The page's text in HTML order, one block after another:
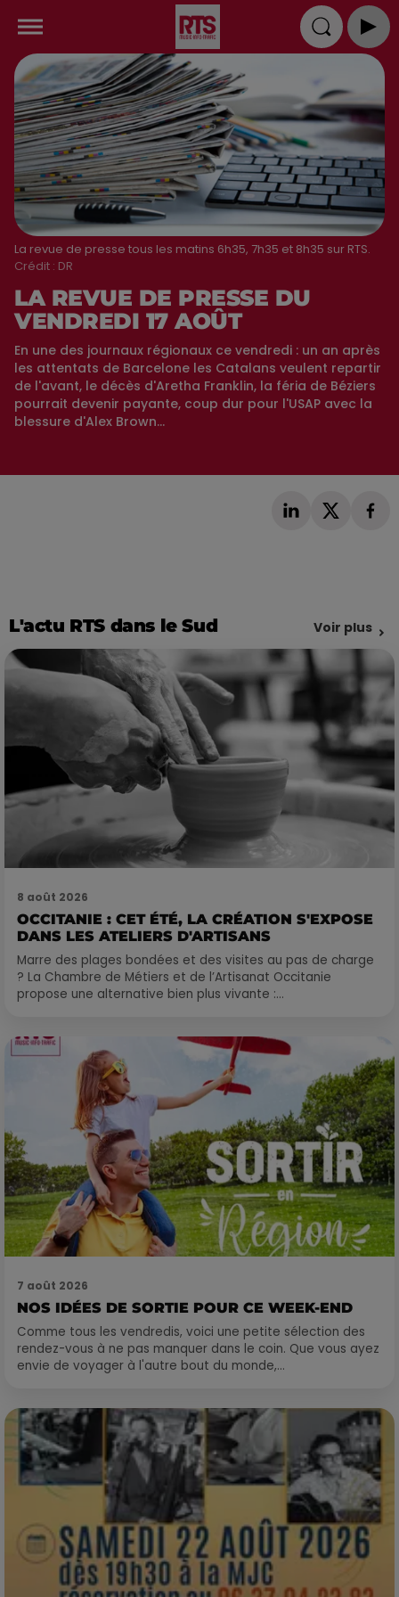
La revue de presse tous les matins 6h35, 7h35 et 8h35 sur RTS.
Crédit : DR
LA REVUE DE PRESSE DU
VENDREDI 17 AOÛT
En une des journaux régionaux ce vendredi : un an après
les attentats de Barcelone les Catalans veulent repartir
de l'avant, le décès d'Aretha Franklin, la féria de Béziers
pourrait devenir payante, coup dur pour l'USAP avec la
blessure d'Alex Brown...
L'actu RTS dans le Sud Voir plus
8 août 2026
OCCITANIE : CET ÉTÉ, LA CRÉATION S'EXPOSE
DANS LES ATELIERS D'ARTISANS
Marre des plages bondées et des visites au pas de charge
? La Chambre de Métiers et de l’Artisanat Occitanie
propose une alternative bien plus vivante :...
7 août 2026
NOS IDÉES DE SORTIE POUR CE WEEK-END
Comme tous les vendredis, voici une petite sélection des
rendez-vous à ne pas manquer dans le coin. Que vous ayez
envie de voyager à l'autre bout du monde,...